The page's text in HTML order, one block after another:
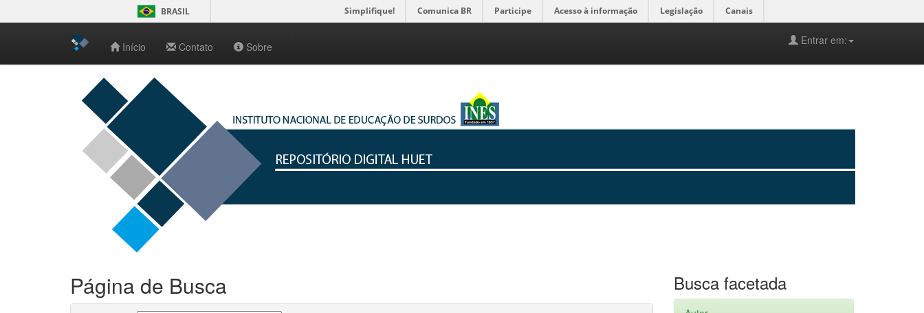
navigation
BRASIL Simplifique! Comunica BR Participe Acesso à informação Legislação Canais
Início Contato Sobre Entrar em:
Página de Busca Busca facetada